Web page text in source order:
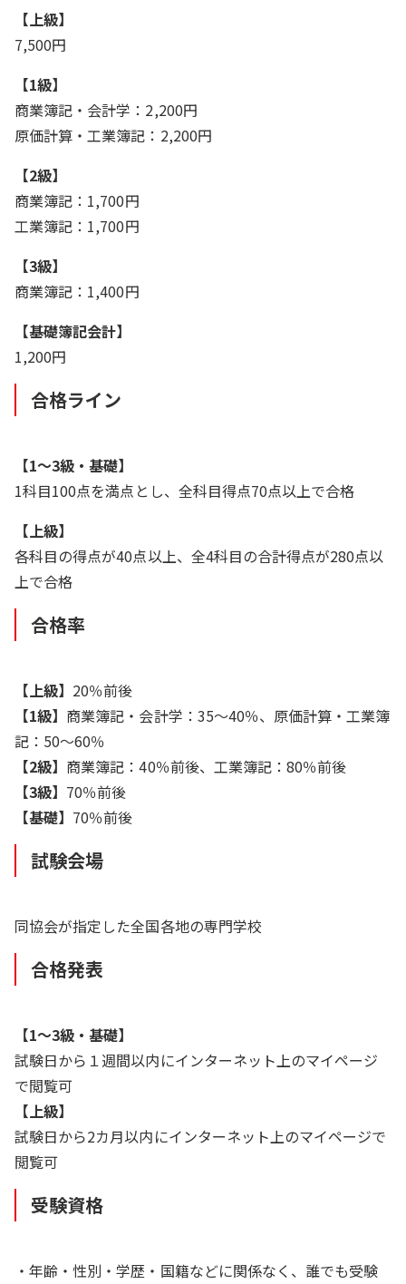
【上級】
7,500円
【1級】
商業簿記・会計学：2,200円
原価計算・工業簿記：2,200円
【2級】
商業簿記：1,700円
工業簿記：1,700円
【3級】
商業簿記：1,400円
【基礎簿記会計】
1,200円
合格ライン
【1～3級・基礎】
1科目100点を満点とし、全科目得点70点以上で合格
【上級】
各科目の得点が40点以上、全4科目の合計得点が280点以
上で合格
合格率
【上級】 20％前後
【1級】 商業簿記・会計学：35～40％、原価計算・工業簿
記：50～60％
【2級】 商業簿記：40％前後、工業簿記：80％前後
【3級】 70％前後
【基礎】 70％前後
試験会場
同協会が指定した全国各地の専門学校
合格発表
【1～3級・基礎】
試験日から１週間以内にインターネット上のマイページ
で閲覧可
【上級】
試験日から2カ月以内にインターネット上のマイページで
閲覧可
受験資格
・年齢・性別・学歴・国籍などに関係なく、誰でも受験